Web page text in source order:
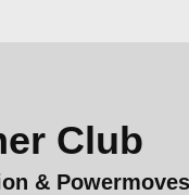
Club
&